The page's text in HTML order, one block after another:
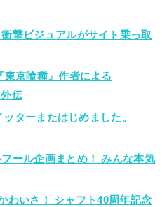
撃ビジュアルがサイト乗っ取
京喰種』作者による
伝
ターまたはじめました。
ール企画まとめ！ みんな本気
わいさ！ シャフト40周年記念